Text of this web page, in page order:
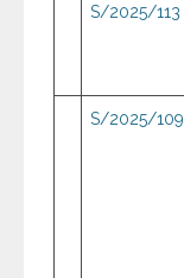
S/2025/113
S/2025/109